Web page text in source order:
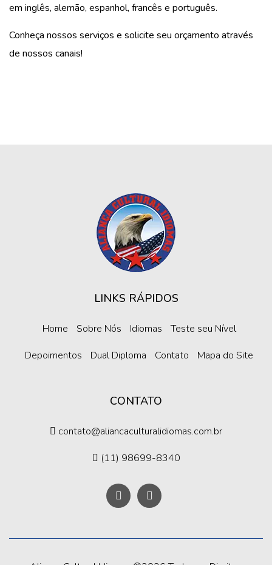
em inglês, alemão, espanhol, francês e português.
Conheça nossos serviços e solicite seu orçamento através
de nossos canais!
LINKS RÁPIDOS
Home Sobre Nós Idiomas
Teste seu Nível
Depoimentos
Dual Diploma Contato Mapa do Site
CONTATO
contato@aliancaculturalidiomas.com.br
(11) 98699-8340